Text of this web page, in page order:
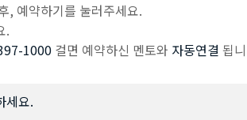
, 예약하기를 눌러주세요.
.
1000 걸면 예약하신 멘토와 자동연결 됩
세요.